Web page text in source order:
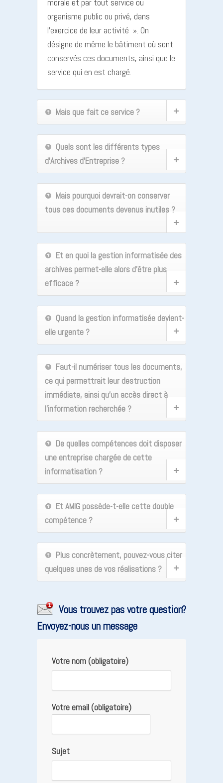
morale et par tout service ou
organisme public ou privé, dans
l’exercice de leur activité ». On
désigne de même le bâtiment où sont
conservés ces documents, ainsi que le
service qui en est chargé.
Mais que fait ce service ?
Quels sont les différents types
d’Archives d’Entreprise ?
Mais pourquoi devrait-on conserver
tous ces documents devenus inutiles ?
Et en quoi la gestion informatisée des
archives permet-elle alors d’être plus
efficace ?
Quand la gestion informatisée devient-
elle urgente ?
Faut-il numériser tous les documents,
ce qui permettrait leur destruction
immédiate, ainsi qu’un accès direct à
l’information recherchée ?
De quelles compétences doit disposer
une entreprise chargée de cette
informatisation ?
EtAMIG possède-t-elle cette double
compétence ?
Plus concrètement, pouvez-vous citer
quelques unes de vos réalisations ?
Vous trouvez pas votre question?
Envoyez-nous un message
Votre nom (obligatoire)
Votre email (obligatoire)
Sujet